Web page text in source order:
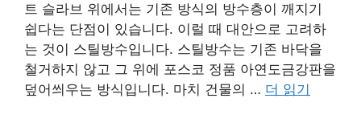
트 슬라브 위에서는 기존 방식의 방수층이 깨지기
쉽다는 단점이 있습니다. 이럴 때 대안으로 고려하
는 것이 스틸방수입니다. 스틸방수는 기존 바닥을
철거하지 않고 그 위에 포스코 정품 아연도금강판을
덮어씌우는 방식입니다. 마치 건물의 … 더 읽기